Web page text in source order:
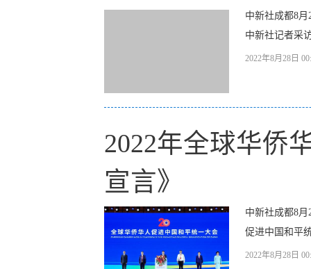
中新社成都8
中新社记者采
2022年8月28日
2022年全球华侨
宣言》
中新社成都8
促进中国和平
2022年8月28日